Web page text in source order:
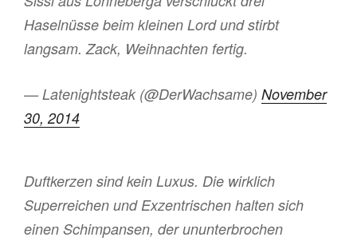
Haselnüsse beim kleinen Lord und stirbt
langsam. Zack, Weihnachten fertig.
— Latenightsteak (@DerWachsame) November
30, 2014
Duftkerzen sind kein Luxus. Die wirklich
Superreichen und Exzentrischen halten sich
einen Schimpansen, der ununterbrochen